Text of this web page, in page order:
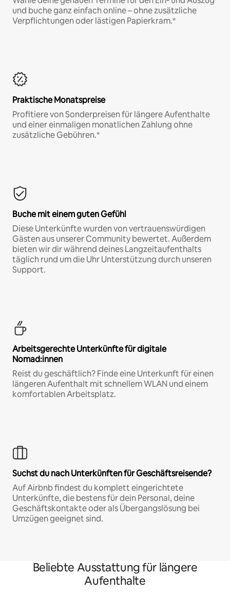
und buche ganz einfach online – ohne zusätzliche
Verpflichtungen oder lästigen Papierkram.*
Praktische Monatspreise
Profitiere von Sonderpreisen für längere Aufenthalte
und einer einmaligen monatlichen Zahlung ohne
zusätzliche Gebühren.*
Buche mit einem guten Gefühl
Diese Unterkünfte wurden von vertrauenswürdigen
Gästen aus unserer Community bewertet. Außerdem
bieten wir dir während deines Langzeitaufenthalts
täglich rund um die Uhr Unterstützung durch unseren
Support.
Arbeitsgerechte Unterkünfte für digitale
Nomad:innen
Reist du geschäftlich? Finde eine Unterkunft für einen
längeren Aufenthalt mit schnellem WLAN und einem
komfortablen Arbeitsplatz.
Suchst du nach Unterkünften für Geschäftsreisende?
Auf Airbnb findest du komplett eingerichtete
Unterkünfte, die bestens für dein Personal, deine
Geschäftskontakte oder als Übergangslösung bei
Umzügen geeignet sind.
Beliebte Ausstattung für längere
Aufenthalte